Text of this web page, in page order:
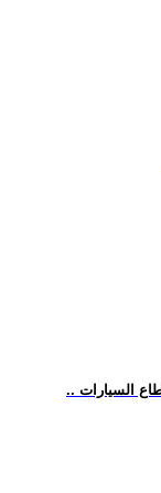
السيارات